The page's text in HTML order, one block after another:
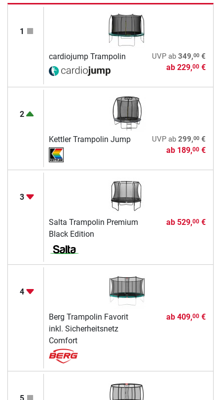
1
cardiojump Trampolin UVPab 349,00€
ab 229,00€
2
Kettler Trampolin Jump UVPab 299,00€
ab 189,00€
3
Salta Trampolin Premium
Black Edition
ab 529,00€
4
Berg Trampolin Favorit
inkl. Sicherheitsnetz
Comfort
ab 409,00€